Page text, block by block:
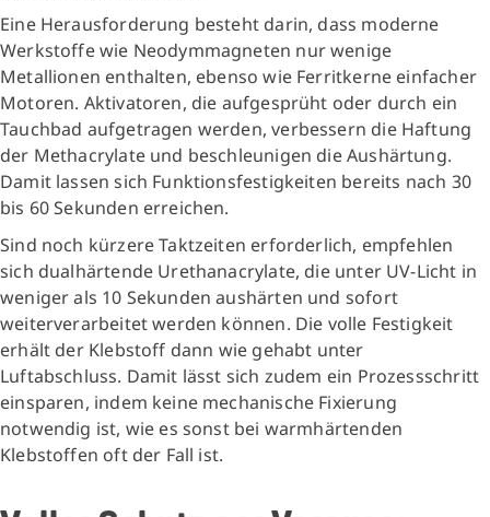
Eine Herausforderung besteht darin, dass moderne
Werkstoffe wie Neodymmagneten nur wenige
Metallionen enthalten, ebenso wie Ferritkerne einfacher
Motoren. Aktivatoren, die aufgesprüht oder durch ein
Tauchbad aufgetragen werden, verbessern die Haftung
der Methacrylate und beschleunigen die Aushärtung.
Damit lassen sich Funktionsfestigkeiten bereits nach 30
bis 60 Sekunden erreichen.
Sind noch kürzere Taktzeiten erforderlich, empfehlen
sich dualhärtende Urethanacrylate, die unter UV-Licht in
weniger als 10 Sekunden aushärten und sofort
weiterverarbeitet werden können. Die volle Festigkeit
erhält der Klebstoff dann wie gehabt unter
Luftabschluss. Damit lässt sich zudem ein Prozessschritt
einsparen, indem keine mechanische Fixierung
notwendig ist, wie es sonst bei warmhärtenden
Klebstoffen oft der Fall ist.